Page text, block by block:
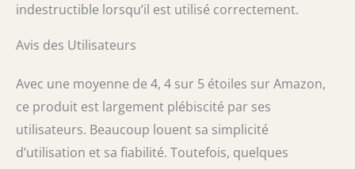
indestructible lorsqu’il est utilisé correctement.
Avis des Utilisateurs
Avec une moyenne de 4, 4 sur 5 étoiles sur Amazon,
ce produit est largement plébiscité par ses
utilisateurs. Beaucoup louent sa simplicité
d’utilisation et sa fiabilité. Toutefois, quelques